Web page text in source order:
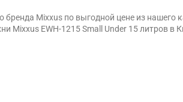
бренда Mixxus по выгодной цене из
EWH-1215 Small Under 15 литров в